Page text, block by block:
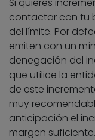
contactar con tu
del límite. Por
emiten con un
denegación del
que utilice la
de este
muy
anticipación el
margen suficiente.